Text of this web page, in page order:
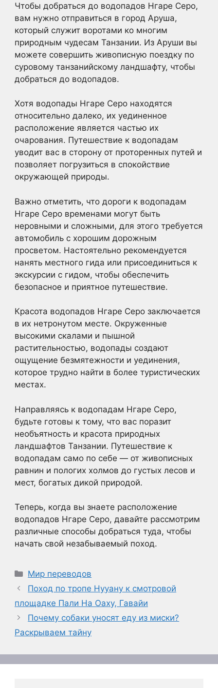
Чтобы добраться до водопадов Нгаре Серо,
вам нужно отправиться в город Аруша,
который служит воротами ко многим
природным чудесам Танзании. Из Аруши вы
можете совершить живописную поездку по
суровому танзанийскому ландшафту, чтобы
добраться до водопадов.
Хотя водопады Нгаре Серо находятся
относительно далеко, их уединенное
расположение является частью их
очарования. Путешествие к водопадам
уводит вас в сторону от проторенных путей и
позволяет погрузиться в спокойствие
окружающей природы.
Важно отметить, что дороги к водопадам
Нгаре Серо временами могут быть
неровными и сложными, для этого требуется
автомобиль с хорошим дорожным
просветом. Настоятельно рекомендуется
нанять местного гида или присоединиться к
экскурсии с гидом, чтобы обеспечить
безопасное и приятное путешествие.
Красота водопадов Нгаре Серо заключается
в их нетронутом месте. Окруженные
высокими скалами и пышной
растительностью, водопады создают
ощущение безмятежности и уединения,
которое трудно найти в более туристических
местах.
Направляясь к водопадам Нгаре Серо,
будьте готовы к тому, что вас поразит
необъятность и красота природных
ландшафтов Танзании. Путешествие к
водопадам само по себе — от живописных
равнин и пологих холмов до густых лесов и
мест, богатых дикой природой.
Теперь, когда вы знаете расположение
водопадов Нгаре Серо, давайте рассмотрим
различные способы добраться туда, чтобы
начать свой незабываемый поход.
Рубрики
Мир переводов
Поход по тропе Нууану к смотровой
площадке Пали На Оаху, Гавайи
Почему собаки уносят еду из миски?
Раскрываем тайну